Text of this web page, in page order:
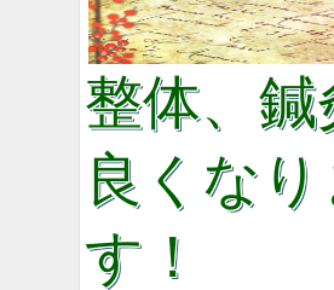
整体、鍼
良くなり
す！